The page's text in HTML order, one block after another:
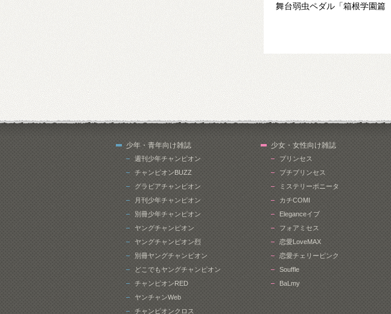
舞台弱虫ペダル「箱根学園篇
少年・青年向け雑誌
週刊少年チャンピオン
チャンピオンBUZZ
グラビアチャンピオン
月刊少年チャンピオン
別冊少年チャンピオン
ヤングチャンピオン
ヤングチャンピオン烈
別冊ヤングチャンピオン
どこでもヤングチャンピオン
チャンピオンRED
ヤンチャンWeb
チャンピオンクロス
少女・女性向け雑誌
プリンセス
プチプリンセス
ミステリーボニータ
カチCOMI
Eleganceイブ
フォアミセス
恋愛LoveMAX
恋愛チェリーピンク
Souffle
BaLmy